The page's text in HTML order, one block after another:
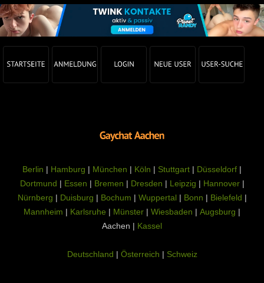
Berlin | Hamburg | München | Köln | Stuttgart | Düsseldorf |
Dortmund | Essen | Bremen | Dresden | Leipzig | Hannover|
Nürnberg | Duisburg | Bochum | Wuppertal | Bonn | Bielefeld |
Mannheim | Karlsruhe | Münster | Wiesbaden | Augsburg |
Aachen | Kassel
Deutschland | Österreich | Schweiz